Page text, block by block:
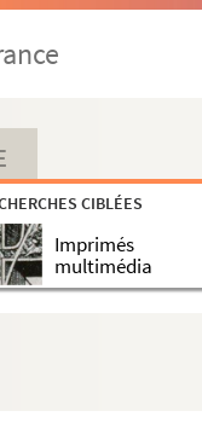
CIBLÉES
Imprimés
multimédia